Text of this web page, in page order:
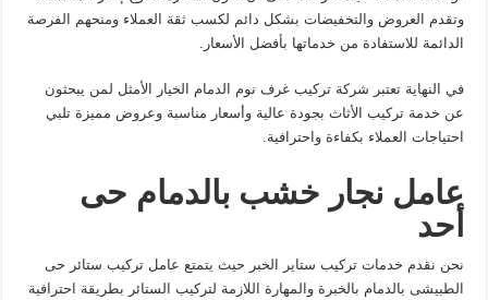
وتقدم العروض والتخفيضات بشكل دائم لكسب ثقة العملاء ومنحهم الفرصة
الدائمة للاستفادة من خدماتها بأفضل الأسعار.
في النهاية تعتبر شركة تركيب غرف نوم الدمام الخيار الأمثل لمن يبحثون
عن خدمة تركيب الأثاث بجودة عالية وأسعار مناسبة وعروض مميزة تلبي
احتياجات العملاء بكفاءة واحترافية.
عامل نجار خشب بالدمام حى
أحد
نحن نقدم خدمات تركيب ستاير الخبر حيث يتمتع عامل تركيب ستائر حى
الطبيشى بالدمام بالخبرة والمهارة اللازمة لتركيب الستائر بطريقة احترافية